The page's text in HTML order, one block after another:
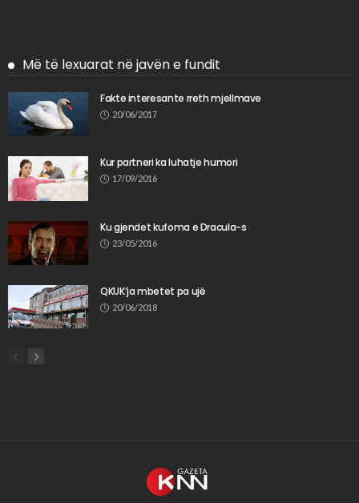
Më të lexuarat në javën e fundit
Fakte interesante rreth mjellmave
20/06/2017
Kur partneri ka luhatje humori
17/09/2016
Ku gjendet kufoma e Dracula-s
23/05/2016
QKUK’ja mbetet pa ujë
20/06/2018